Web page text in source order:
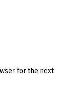
for the next